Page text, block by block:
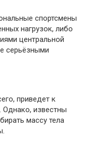
спортсмены
нагрузок, либо
центральной
серьёзными
приведет к
известны
массу тела